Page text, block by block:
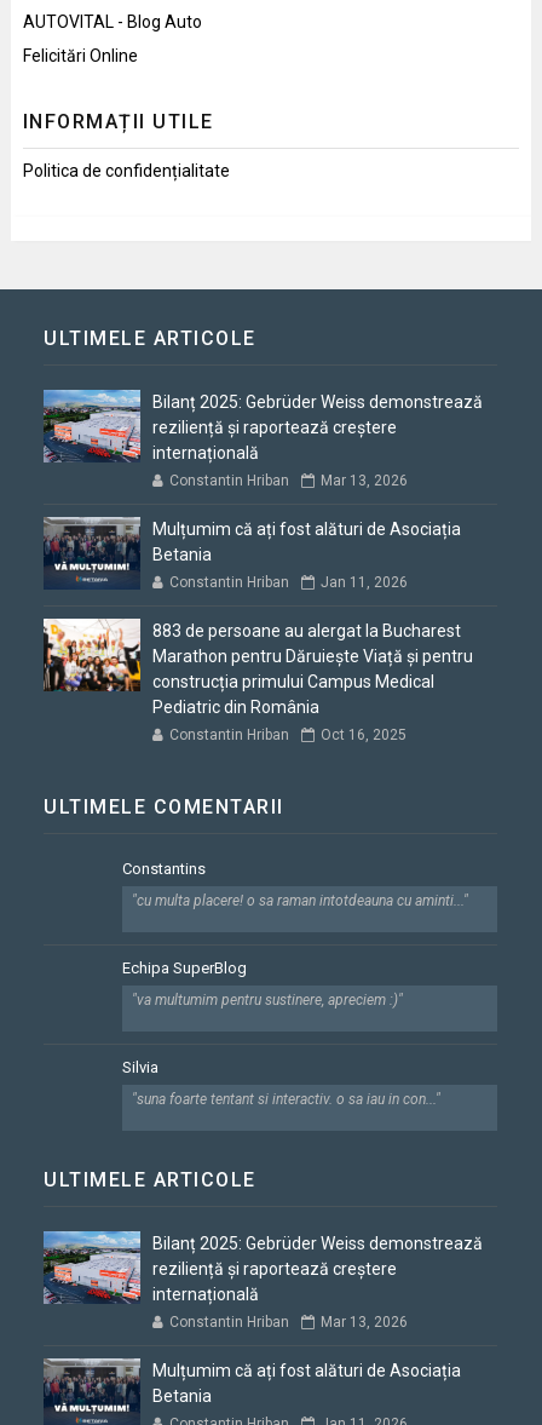
AUTOVITAL - Blog Auto
Felicitări Online
INFORMAȚII UTILE
Politica de confidențialitate
ULTIMELE ARTICOLE
Bilanț 2025: Gebrüder Weiss demonstrează
reziliență și raportează creștere
internațională
Constantin Hriban Mar 13, 2026
Mulțumim că ați fost alături de Asociația
Betania
Constantin Hriban Jan 11, 2026
883 de persoane au alergat la Bucharest
Marathon pentru Dăruiește Viață și pentru
construcția primului Campus Medical
Pediatric din România
Constantin Hriban Oct 16, 2025
ULTIMELE COMENTARII
Constantins
"cu multa placere! o sa raman intotdeauna cu aminti..."
Echipa SuperBlog
"va multumim pentru sustinere, apreciem :)"
Silvia
"suna foarte tentant si interactiv. o sa iau in con..."
ULTIMELE ARTICOLE
Bilanț 2025: Gebrüder Weiss demonstrează
reziliență și raportează creștere
internațională
Constantin Hriban Mar 13, 2026
Mulțumim că ați fost alături de Asociația
Betania